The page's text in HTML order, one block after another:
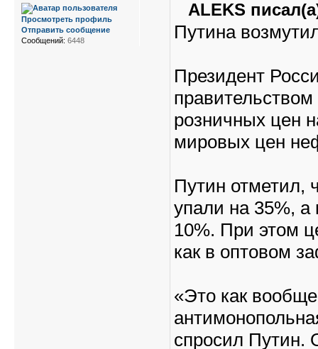
ALEKS
Путина
Президент
розничных цен
мировых цен
Путин отметил,
упали на 35%,
10%. При этом
как в оптовом
«Это как
спросил Путин.
Просмотреть профиль
Отправить сообщение
Сообщений: 6448